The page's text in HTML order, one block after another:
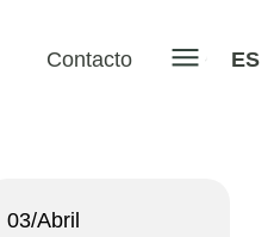
Contacto ES
03/Abril